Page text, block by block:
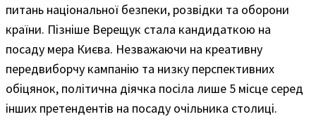
питань національної безпеки, розвідки та оборони
країни. Пізніше Верещук стала кандидаткою на
посаду мера Києва. Незважаючи на креативну
передвиборчу кампанію та низку перспективних
обіцянок, політична діячка посіла лише 5 місце серед
інших претендентів на посаду очільника столиці.